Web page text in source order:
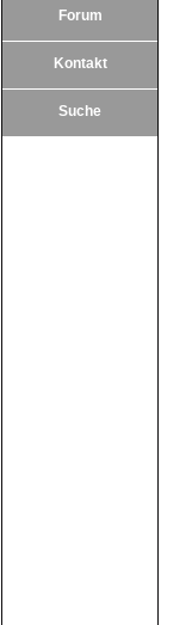
Forum
Kontakt
Suche